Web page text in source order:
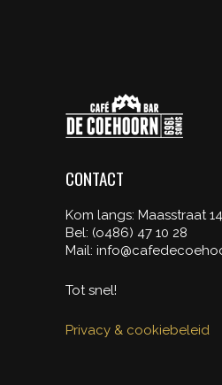
CONTACT
Kom langs: Maasstraat
Bel: (o486) 47 10 28
Mail:
Tot snel!
Privacy & cookiebeleid